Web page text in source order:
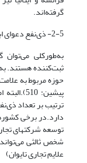
گرفته‌اند.
2-5- ذی‌نفع دعوای ابطال
به‌طورکلی
ثبت‌کننده هستند.
حوزه مربوط به
پیشین:
ترتیب بر تعداد
دارد.در برخی
توسعه شرکتهای
شخص ثالثی
علایم تجاری تایوان)